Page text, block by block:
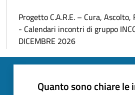
Progetto C.A.R.E. – Cura,
- Calendari incontri di gruppo
DICEMBRE 2026
Quanto sono chiare